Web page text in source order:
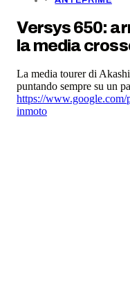
Versys 650:
la media
La media tourer di
puntando sempre su un
https://www.google.com/
inmoto